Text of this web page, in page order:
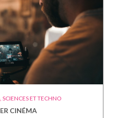
SCIENCES ET TECHNO
CINÉMA